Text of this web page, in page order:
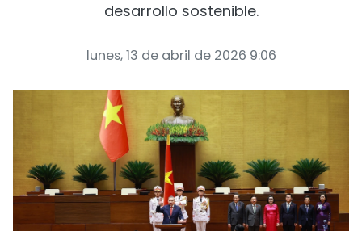
desarrollo sostenible.
lunes, 13 de abril de 2026 9:06